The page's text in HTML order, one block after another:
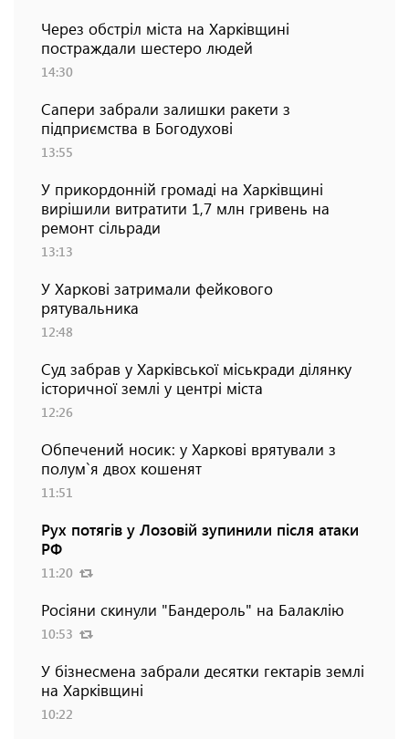
Через обстріл міста на Харківщині
постраждали шестеро людей
14:30
Сапери забрали залишки ракети з
підприємства в Богодухові
13:55
У прикордонній громаді на Харківщині
вирішили витратити 1,7 млн гривень на
ремонт сільради
13:13
У Харкові затримали фейкового
рятувальника
12:48
Суд забрав у Харківської міськради ділянку
історичної землі у центрі міста
12:26
Обпечений носик: у Харкові врятували з
полум`я двох кошенят
11:51
Рух потягів у Лозовій зупинили після атаки
РФ
11:20
Росіяни скинули "Бандероль" на Балаклію
10:53
У бізнесмена забрали десятки гектарів землі
на Харківщині
10:22